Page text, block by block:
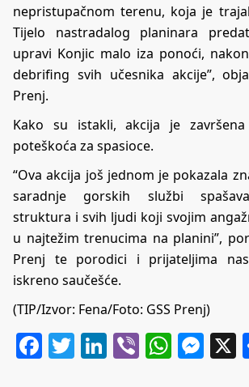
nepristupačnom terenu, koja je
Tijelo nastradalog planinara
upravi Konjic malo iza ponoći,
debrifing svih učesnika akcije”,
Prenj.
Kako su istakli, akcija je
poteškoća za spasioce.
“Ova akcija još jednom je pokazala
saradnje gorskih službi
struktura i svih ljudi koji svojim
u najtežim trenucima na planini”,
Prenj te porodici i prijateljima
iskreno saučešće.
(TIP/Izvor: Fena/Foto: GSS Prenj)
Facebook
Twitter
LinkedIn
Viber